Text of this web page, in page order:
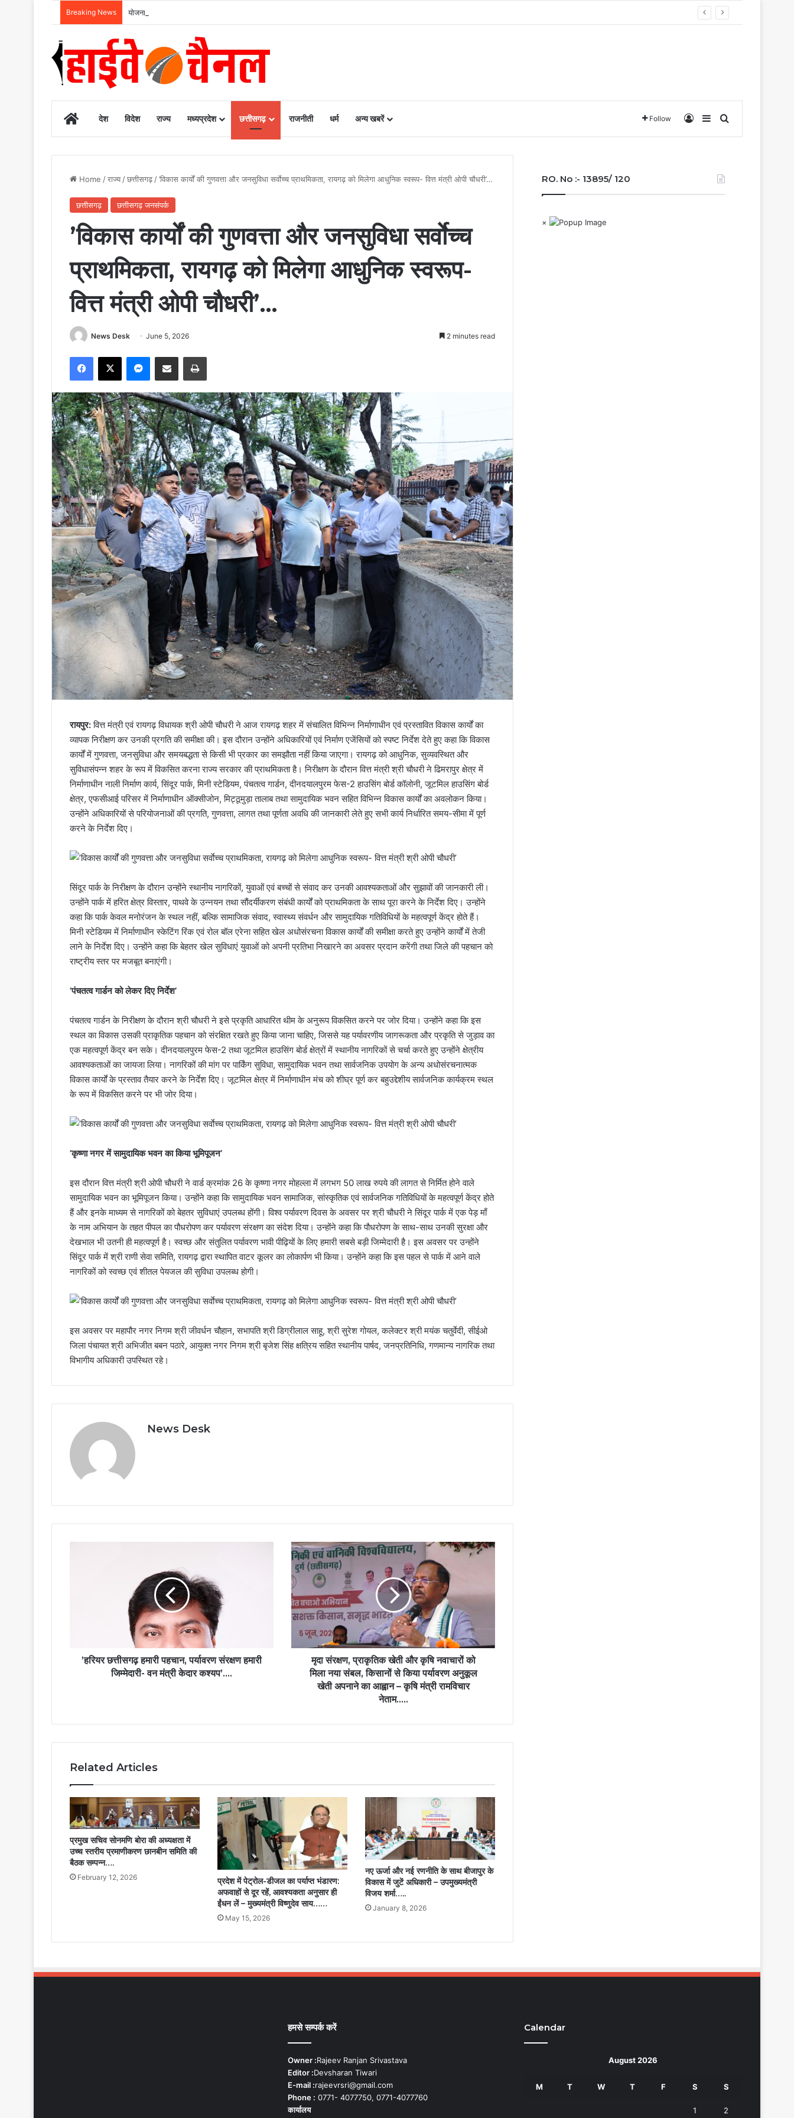
Breaking News योजना, आर्थिक एवं सांख्यिकी विभाग और आईआईएम रायपुर के बीच एमओयू सुशासन, नीति निर्माण और साक्ष्य-आधारित निर्णय प्रणाली को मिलेगा बढ़ावा….
Homeदेश विदेश राज्य मध्यप्रदेश छत्तीसगढ़ राजनीती धर्म अन्य खबरें Follow Log InSidebar
Home /राज्य /छत्तीसगढ़ /’विकास कार्यों की गुणवत्ता और जनसुविधा सर्वाेच्च प्राथमिकता, रायगढ़ को मिलेगा आधुनिक स्वरूप- वित्त मंत्री ओपी चौधरी’…
छत्तीसगढ़ छत्तीसगढ़ जनसंपर्क
’विकास कार्यों की गुणवत्ता और जनसुविधा सर्वाेच्च
प्राथमिकता, रायगढ़ को मिलेगा आधुनिक स्वरूप-
वित्त मंत्री ओपी चौधरी’…
News Desk June 5, 2026 2 minutes read
Facebook
X Messenger
Share via Email Print
रायपुर:वित्त मंत्री एवं रायगढ़ विधायक श्री ओपी चौधरी ने आज रायगढ़ शहर में संचालित विभिन्न निर्माणाधीन एवं प्रस्तावित विकास कार्यों का
व्यापक निरीक्षण कर उनकी प्रगति की समीक्षा की। इस दौरान उन्होंने अधिकारियों एवं निर्माण एजेंसियों को स्पष्ट निर्देश देते हुए कहा कि विकास
कार्यों में गुणवत्ता, जनसुविधा और समयबद्धता से किसी भी प्रकार का समझौता नहीं किया जाएगा। रायगढ़ को आधुनिक, सुव्यवस्थित और
सुविधासंपन्न शहर के रूप में विकसित करना राज्य सरकार की प्राथमिकता है। निरीक्षण के दौरान वित्त मंत्री श्री चौधरी ने ढिमरापुर क्षेत्र में
निर्माणाधीन नाली निर्माण कार्य, सिंदूर पार्क, मिनी स्टेडियम, पंचतत्व गार्डन, दीनदयालपुरम फेस-2 हाउसिंग बोर्ड कॉलोनी, जूटमिल हाउसिंग बोर्ड
क्षेत्र, एफसीआई परिसर में निर्माणाधीन ऑक्सीजोन, मिट्ठूमुड़ा तालाब तथा सामुदायिक भवन सहित विभिन्न विकास कार्यों का अवलोकन किया।
उन्होंने अधिकारियों से परियोजनाओं की प्रगति, गुणवत्ता, लागत तथा पूर्णता अवधि की जानकारी लेते हुए सभी कार्य निर्धारित समय-सीमा में पूर्ण
करने के निर्देश दिए।
सिंदूर पार्क के निरीक्षण के दौरान उन्होंने स्थानीय नागरिकों, युवाओं एवं बच्चों से संवाद कर उनकी आवश्यकताओं और सुझावों की जानकारी ली।
उन्होंने पार्क में हरित क्षेत्र विस्तार, पाथवे के उन्नयन तथा सौंदर्यीकरण संबंधी कार्यों को प्राथमिकता के साथ पूरा करने के निर्देश दिए। उन्होंने
कहा कि पार्क केवल मनोरंजन के स्थल नहीं, बल्कि सामाजिक संवाद, स्वास्थ्य संवर्धन और सामुदायिक गतिविधियों के महत्वपूर्ण केंद्र होते हैं।
मिनी स्टेडियम में निर्माणाधीन स्केटिंग रिंक एवं रोल बॉल एरेना सहित खेल अधोसंरचना विकास कार्यों की समीक्षा करते हुए उन्होंने कार्यों में तेजी
लाने के निर्देश दिए। उन्होंने कहा कि बेहतर खेल सुविधाएं युवाओं को अपनी प्रतिभा निखारने का अवसर प्रदान करेंगी तथा जिले की पहचान को
राष्ट्रीय स्तर पर मजबूत बनाएंगी।
’पंचतत्व गार्डन को लेकर दिए निर्देश’
पंचतत्व गार्डन के निरीक्षण के दौरान श्री चौधरी ने इसे प्रकृति आधारित थीम के अनुरूप विकसित करने पर जोर दिया। उन्होंने कहा कि इस
स्थल का विकास उसकी प्राकृतिक पहचान को संरक्षित रखते हुए किया जाना चाहिए, जिससे यह पर्यावरणीय जागरूकता और प्रकृति से जुड़ाव का
एक महत्वपूर्ण केंद्र बन सके। दीनदयालपुरम फेस-2 तथा जूटमिल हाउसिंग बोर्ड क्षेत्रों में स्थानीय नागरिकों से चर्चा करते हुए उन्होंने क्षेत्रीय
आवश्यकताओं का जायजा लिया। नागरिकों की मांग पर पार्किंग सुविधा, सामुदायिक भवन तथा सार्वजनिक उपयोग के अन्य अधोसंरचनात्मक
विकास कार्यों के प्रस्ताव तैयार करने के निर्देश दिए। जूटमिल क्षेत्र में निर्माणाधीन मंच को शीघ्र पूर्ण कर बहुउद्देशीय सार्वजनिक कार्यक्रम स्थल
के रूप में विकसित करने पर भी जोर दिया।
’कृष्णा नगर में सामुदायिक भवन का किया भूमिपूजन’
इस दौरान वित्त मंत्री श्री ओपी चौधरी ने वार्ड क्रमांक 26 के कृष्णा नगर मोहल्ला में लगभग 50 लाख रुपये की लागत से निर्मित होने वाले
सामुदायिक भवन का भूमिपूजन किया। उन्होंने कहा कि सामुदायिक भवन सामाजिक, सांस्कृतिक एवं सार्वजनिक गतिविधियों के महत्वपूर्ण केंद्र होते
हैं और इनके माध्यम से नागरिकों को बेहतर सुविधाएं उपलब्ध होंगी। विश्व पर्यावरण दिवस के अवसर पर श्री चौधरी ने सिंदूर पार्क में एक पेड़ माँ
के नाम अभियान के तहत पीपल का पौधरोपण कर पर्यावरण संरक्षण का संदेश दिया। उन्होंने कहा कि पौधरोपण के साथ-साथ उनकी सुरक्षा और
देखभाल भी उतनी ही महत्वपूर्ण है। स्वच्छ और संतुलित पर्यावरण भावी पीढ़ियों के लिए हमारी सबसे बड़ी जिम्मेदारी है। इस अवसर पर उन्होंने
सिंदूर पार्क में श्री राणी सेवा समिति, रायगढ़ द्वारा स्थापित वाटर कूलर का लोकार्पण भी किया। उन्होंने कहा कि इस पहल से पार्क में आने वाले
नागरिकों को स्वच्छ एवं शीतल पेयजल की सुविधा उपलब्ध होगी।
इस अवसर पर महापौर नगर निगम श्री जीवर्धन चौहान, सभापति श्री डिग्रीलाल साहू, श्री सुरेश गोयल, कलेक्टर श्री मयंक चतुर्वेदी, सीईओ
जिला पंचायत श्री अभिजीत बबन पठारे, आयुक्त नगर निगम श्री बृजेश सिंह क्षत्रिय सहित स्थानीय पार्षद, जनप्रतिनिधि, गणमान्य नागरिक तथा
विभागीय अधिकारी उपस्थित रहे।
News Desk
मंत्री’हरियर छत्तीसगढ़ हमारी पहचान, पर्यावरण संरक्षण हमारी
जिम्मेदारी- वन मंत्री केदार कश्यप’….
मृदा
संरक्षण,
प्राकृतिक
खेती
और
कृषि
नवाचारों
मिला
खेती
आह्वान
–
मंत्री
रामविचार
नेताम…..
मृदा संरक्षण, प्राकृतिक खेती और कृषि नवाचारों को
मिला नया संबल, किसानों से किया पर्यावरण अनुकूल
खेती अपनाने का आह्वान – कृषि मंत्री रामविचार
नेताम…..
Related Articles
प्रमुख सचिव सोनमणि बोरा की अध्यक्षता में
उच्च स्तरीय प्रमाणीकरण छानबीन समिति की
बैठक सम्पन्न….
February 12, 2026
प्रदेश में पेट्रोल-डीजल का पर्याप्त भंडारण:
अफवाहों से दूर रहें, आवश्यकता अनुसार ही
ईंधन लें – मुख्यमंत्री विष्णुदेव साय……
May 15, 2026
नए ऊर्जा और नई रणनीति के साथ बीजापुर के
विकास में जुटें अधिकारी – उपमुख्यमंत्री
विजय शर्मा…..
January 8, 2026
RO. No :- 13895/ 120
×
हमसे सम्पर्क करें
Owner :Rajeev Ranjan Srivastava
Editor :Devsharan Tiwari
E-mail :rajeevrsri@gmail.com
Phone : 0771- 4077750, 0771-4077760
कार्यालय
Calendar
August 2026
M T W T F S S
1 2